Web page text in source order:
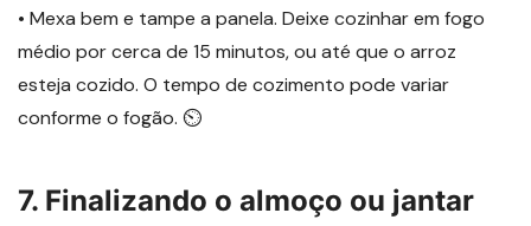
• Mexa bem e tampe a panela. Deixe cozinhar em fogo
médio por cerca de 15 minutos, ou até que o arroz
esteja cozido. O tempo de cozimento pode variar
conforme o fogão. ⏲️
7. Finalizando o almoço ou jantar